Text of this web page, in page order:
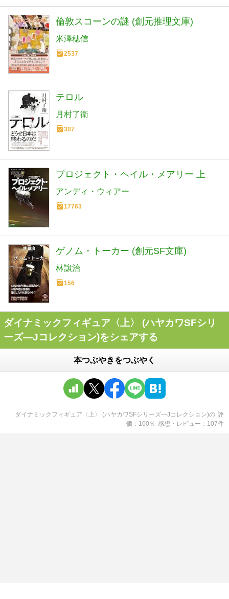
倫敦スコーンの謎 (創元推理文庫)
米澤穂信
2537
テロル
月村了衛
307
プロジェクト・ヘイル・メアリー 上
アンディ・ウィアー
17763
ゲノム・トーカー (創元SF文庫)
林譲治
156
ダイナミックフィギュア〈上〉 (ハヤカワSFシリ
ーズ―Jコレクション)をシェアする
本つぶやきをつぶやく
ダイナミックフィギュア〈上〉 (ハヤカワSFシリーズ―Jコレクション)の 評
価
100 ％ 感想・レビュー 107件